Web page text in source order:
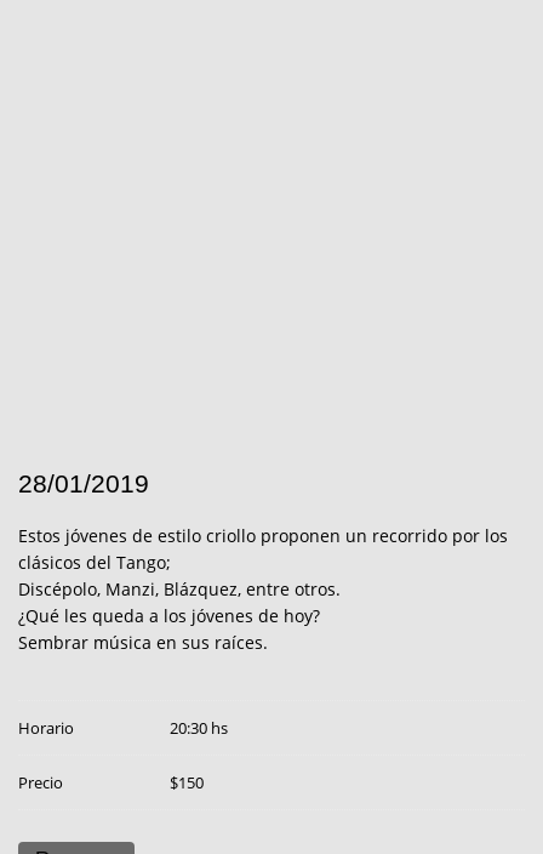
28/01/2019
Estos jóvenes de estilo criollo proponen un recorrido por los
clásicos del Tango;
Discépolo, Manzi, Blázquez, entre otros.
¿Qué les queda a los jóvenes de hoy?
Sembrar música en sus raíces.
Horario 20:30 hs
Precio $150